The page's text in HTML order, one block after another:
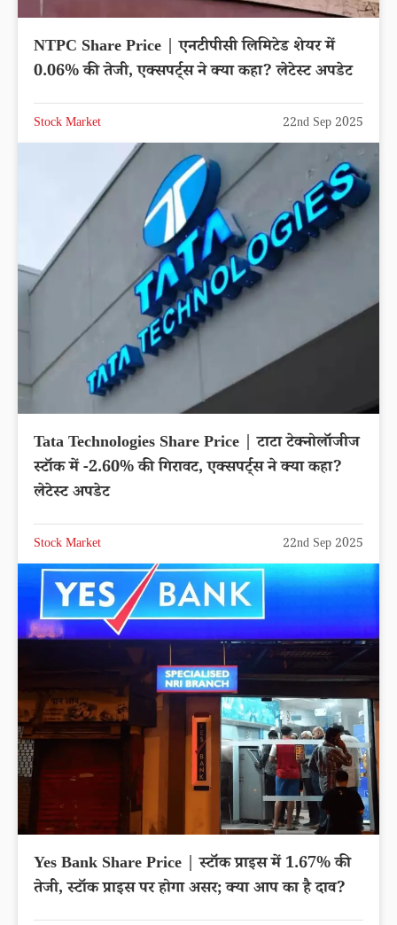
NTPC Share Price | एनटीपीसी लिमिटेड शेयर में
0.06% की तेजी, एक्सपर्ट्स ने क्या कहा? लेटेस्ट अपडेट
Stock Market 22nd Sep 2025
Tata Technologies Share Price | टाटा टेक्नोलॉजीज
स्टॉक में -2.60% की गिरावट, एक्सपर्ट्स ने क्या कहा?
लेटेस्ट अपडेट
Stock Market 22nd Sep 2025
Yes Bank Share Price | स्टॉक प्राइस में 1.67% की
तेजी, स्टॉक प्राइस पर होगा असर; क्या आप का है दाव?